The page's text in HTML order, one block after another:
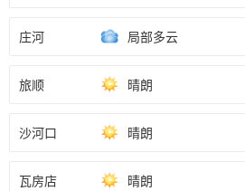
庄河 局部多云
旅顺 晴朗
沙河口 晴朗
瓦房店 晴朗